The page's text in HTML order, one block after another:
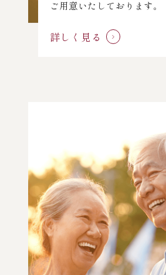
ご用意いたしております。
詳しく見る